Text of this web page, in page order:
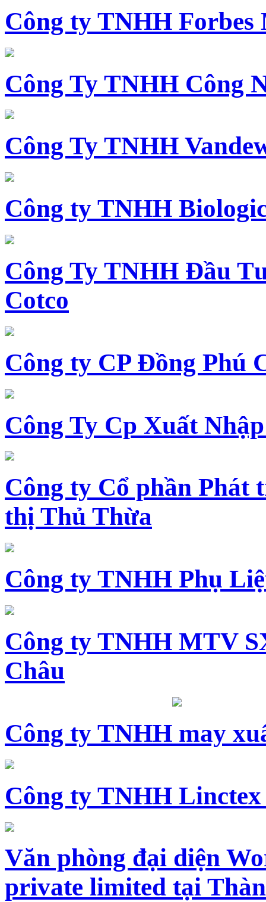
Công ty TNHH
Công Ty TNHH Công
Công Ty TNHH
Công ty TNHH
Công Ty TNHH Đầu
Cotco
Công ty CP Đồng Phú
Công Ty Cp Xuất
Công ty Cổ phần Phát
thị Thủ Thừa
Công ty TNHH Phụ
Công ty TNHH MTV
Châu
Công ty TNHH may
Công ty TNHH Linctex
Văn phòng đại diện
private limited tại